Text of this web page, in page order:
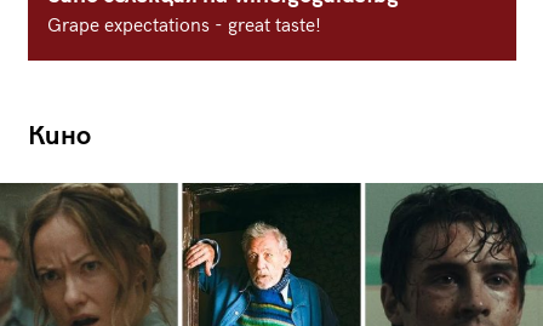
Grape expectations - great taste!
Кино